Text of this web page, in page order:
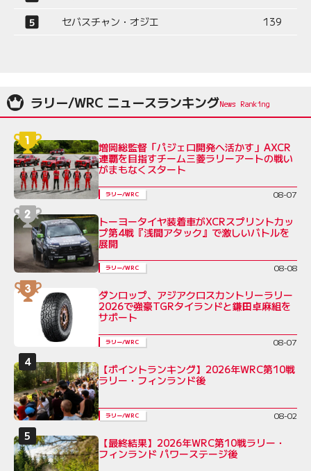
セバスチャン・オジエ
139
ラリー/WRC ニュースランキング
増岡総監督「パジェロ開発へ活かす」AXCR
連覇を目指すチーム三菱ラリーアートの戦い
がまもなくスタート
ラリー/WRC 08-07
トーヨータイヤ装着車がXCRスプリントカッ
プ第4戦『浅間アタック』で激しいバトルを
展開
ラリー/WRC 08-08
ダンロップ、アジアクロスカントリーラリー
2026で強豪TGRタイランドと鎌田卓麻組を
サポート
ラリー/WRC 08-07
【ポイントランキング】2026年WRC第10戦
ラリー・フィンランド後
ラリー/WRC 08-02
【最終結果】2026年WRC第10戦ラリー・
フィンランド パワーステージ後